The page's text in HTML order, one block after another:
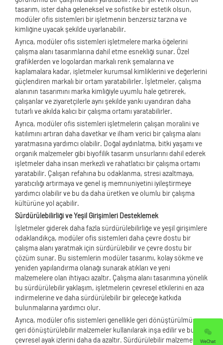
tasarım, ister daha geleneksel ve sofistike bir estetik olsun,
modüler ofis sistemleri bir işletmenin benzersiz tarzına ve
kimliğine uyacak şekilde uyarlanabilir.
Ayrıca, modüler ofis sistemleri işletmelere marka öğelerini
çalışma alanı tasarımlarına dahil etme esnekliği sunar. Özel
grafiklerden ve logolardan markalı renk şemalarına ve
kaplamalara kadar, işletmeler kurumsal kimliklerini ve değerlerini
güçlendiren markalı bir ortam yaratabilirler. İşletmeler, çalışma
alanının tasarımını marka kimliğiyle uyumlu hale getirerek,
çalışanlar ve ziyaretçilerle aynı şekilde yankı uyandıran daha
tutarlı ve akılda kalıcı bir çalışma ortamı yaratabilirler.
Ayrıca, modüler ofis sistemleri işletmelerin çalışan moralini ve
katılımını artıran daha davetkar ve ilham verici bir çalışma alanı
yaratmasına yardımcı olabilir. Doğal aydınlatma, bitki yaşamı ve
organik malzemeler gibi biyofilik tasarım unsurlarını dahil ederek
işletmeler daha insan merkezli ve rahatlatıcı bir çalışma ortamı
yaratabilir. Çalışan refahına bu odaklanma, stresi azaltmaya,
yaratıcılığı artırmaya ve genel iş memnuniyetini iyileştirmeye
yardımcı olabilir ve bu da daha üretken ve olumlu bir çalışma
kültürüne yol açabilir.
Sürdürülebilirliği ve Yeşil Girişimleri Desteklemek
İşletmeler giderek daha fazla sürdürülebilirliğe ve yeşil girişimlere
odaklandıkça, modüler ofis sistemleri daha çevre dostu bir
çalışma alanı yaratmak için sürdürülebilir ve çevre dostu bir
çözüm sunar. Bu sistemlerin modüler tasarımı, kolay sökme ve
yeniden yapılandırma olanağı sunarak atıkları ve yeni
malzemelere olan ihtiyacı azaltır. Çalışma alanı tasarımına yönelik
bu sürdürülebilir yaklaşım, işletmelerin çevresel etkilerini en aza
indirmelerine ve daha sürdürülebilir bir geleceğe katkıda
bulunmalarına yardımcı olur.
Ayrıca, modüler ofis sistemleri genellikle geri dönüştürülmüş ve
geri dönüştürülebilir malzemeler kullanılarak inşa edilir ve bu da
çevresel ayak izlerini daha da azaltır. Sürdürülebilir malzemelereWeChat